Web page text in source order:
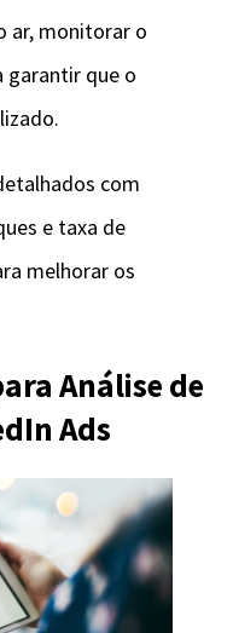
ar, monitorar o
garantir que o
com
e taxa de
melhorar os
Análise de
Ads